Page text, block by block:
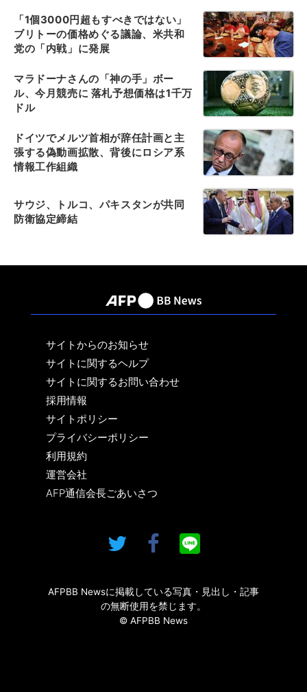
「1個3000円超もすべきではない」
ブリトーの価格めぐる議論、米共和
党の「内戦」に発展
マラドーナさんの「神の手」ボー
ル、今月競売に 落札予想価格は1千万
ドル
ドイツでメルツ首相が辞任計画と主
張する偽動画拡散、背後にロシア系
情報工作組織
サウジ、トルコ、パキスタンが共同
防衛協定締結
サイトからのお知らせ
サイトに関するヘルプ
サイトに関するお問い合わせ
採用情報
サイトポリシー
プライバシーポリシー
利用規約
運営会社
AFP通信会長ごあいさつ
AFPBB Newsに掲載している写真・見出し・記事
の無断使用を禁じます。
© AFPBB News